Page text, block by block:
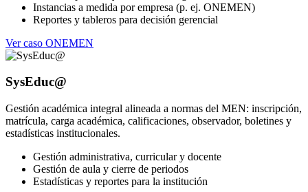
Instancias a medida por empresa (p. ej. ONEMEN)
Reportes y tableros para decisión gerencial
Ver caso ONEMEN
SysEduc@
Gestión académica integral alineada a normas del MEN: inscripción,
matrícula, carga académica, calificaciones, observador, boletines y
estadísticas institucionales.
Gestión administrativa, curricular y docente
Gestión de aula y cierre de periodos
Estadísticas y reportes para la institución